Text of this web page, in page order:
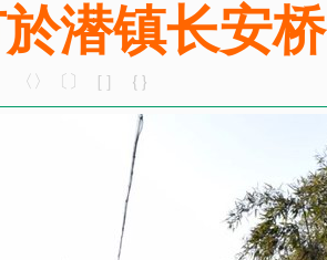
潜镇长安桥
〈〉〔〕［］｛｝